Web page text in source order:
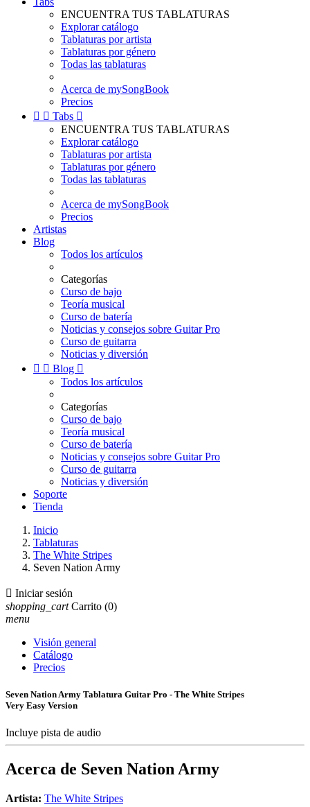
ENCUENTRA TUS TABLATURAS
Explorar catálogo
Tablaturas por artista
Tablaturas por género
Todas las tablaturas
Acerca de mySongBook
Precios
  Tabs 
ENCUENTRA TUS TABLATURAS
Explorar catálogo
Tablaturas por artista
Tablaturas por género
Todas las tablaturas
Acerca de mySongBook
Precios
Artistas
Blog
Todos los artículos
Categorías
Curso de bajo
Teoría musical
Curso de batería
Noticias y consejos sobre Guitar Pro
Curso de guitarra
Noticias y diversión
  Blog 
Todos los artículos
Categorías
Curso de bajo
Teoría musical
Curso de batería
Noticias y consejos sobre Guitar Pro
Curso de guitarra
Noticias y diversión
Soporte
Tienda
Inicio
Tablaturas
The White Stripes
Seven Nation Army
 Iniciar sesión
shopping_cart Carrito (0)
menu
Visión general
Catálogo
Precios
Seven Nation Army Tablatura Guitar Pro - The White Stripes
Very Easy Version
Incluye pista de audio
Acerca de Seven Nation Army
Artista: The White Stripes